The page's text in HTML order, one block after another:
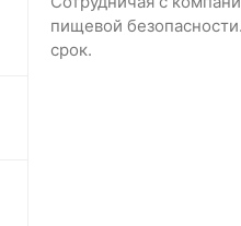
пищевой
срок.